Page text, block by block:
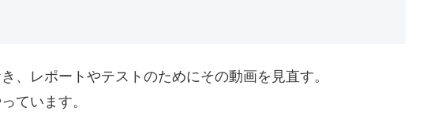
、レポートやテストのためにその動画を見直す。
ています。